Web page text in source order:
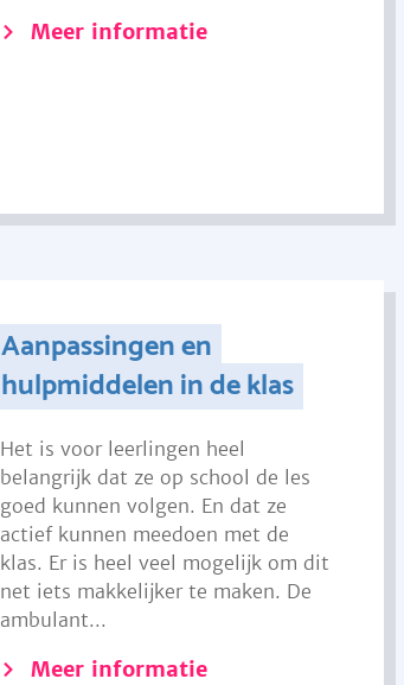
Meer informatie
Aanpassingen en
hulpmiddelen in de klas
Het is voor leerlingen heel
belangrijk dat ze op school de les
goed kunnen volgen. En dat ze
actief kunnen meedoen met de
klas. Er is heel veel mogelijk om dit
net iets makkelijker te maken. De
ambulant...
Meer informatie